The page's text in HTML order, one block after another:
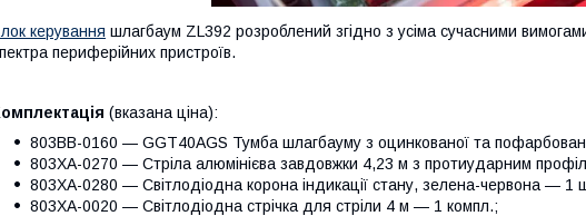
керування шлагбаум ZL392 розроблений згідно з усіма сучасними
периферійних пристроїв.
(вказана ціна):
803BB-0160 — GGT40AGS Тумба шлагбауму з оцинкованої та
803XA-0270 — Стріла алюмінієва завдовжки 4,23 м з протиударним
803XA-0280 — Світлодіодна корона індикації стану, зелена-червона — 1
803XA-0020 — Світлодіодна стрічка для стріли 4 м — 1 компл.;